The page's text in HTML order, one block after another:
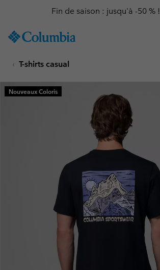
TO
SKIP
MAIN
NAV
Fin de saison : jusqu'à -50 % !
T-shirts casual
Nouveaux Coloris